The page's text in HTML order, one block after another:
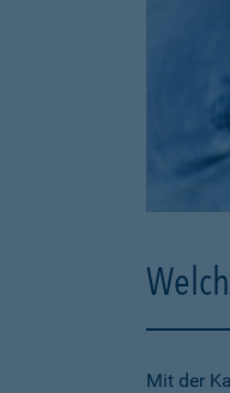
Mit der